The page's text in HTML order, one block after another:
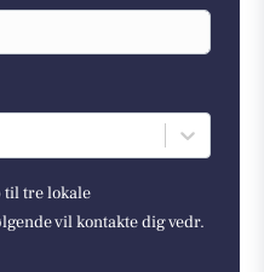
til tre lokale
vil kontakte dig vedr.